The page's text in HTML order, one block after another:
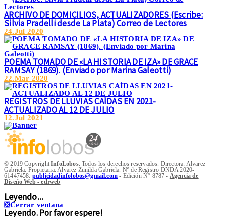
ARCHIVO DE DOMICILIOS, ACTUALIZADORES (Escribe:
Silvia Pradelli desde La Plata) Correo de Lectores
24.Jul 2020
POEMA TOMADO DE «LA HISTORIA DE IZA» DE GRACE
RAMSAY (1869). (Enviado por Marina Galeotti)
22.Mar 2020
REGISTROS DE LLUVIAS CAÍDAS EN 2021-
ACTUALIZADO AL 12 DE JULIO
12.Jul 2021
© 2019 CopyrightInfoLobos. Todos los derechos reservados. Directora: Alvarez
Gabriela. Propietaria: Alvarez Zunilda Gabriela. Nº de Registro DNDA 2020-
61447458. publicidadinfolobos@gmail.com - Edición N° 8787 - Agencia de
Diseńo Web - edrweb
Leyendo...
❎Cerrar ventana
Leyendo. Por favor espere!